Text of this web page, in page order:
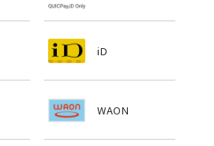
iD
WAON